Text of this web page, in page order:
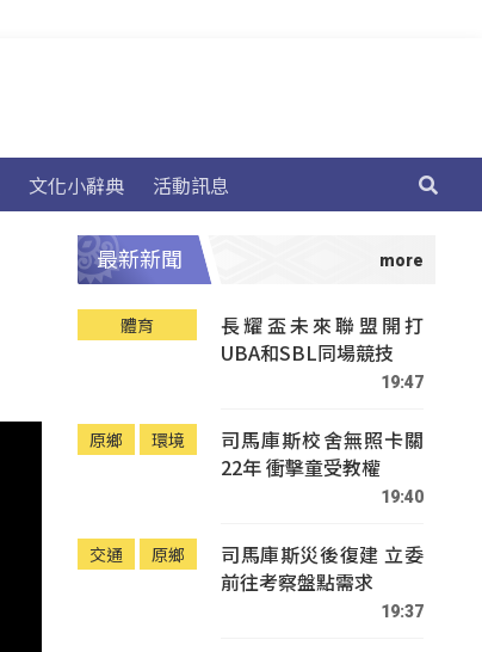
文化小辭典 活動訊息
最新新聞
體育
長耀盃未來聯盟開打
UBA和SBL同場競技
19:47
原鄉 環境
司馬庫斯校舍無照卡關
22年 衝擊童受教權
19:40
交通 原鄉
司馬庫斯災後復建 立委
前往考察盤點需求
19:37